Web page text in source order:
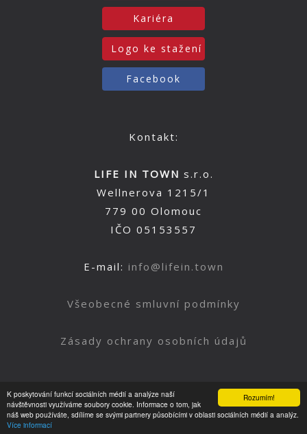
Rozumím!
K poskytování funkcí sociálních médií a analýze naší
návštěvnosti využíváme soubory cookie. Informace o tom, jak
náš web používáte, sdílíme se svými partnery působícími v oblasti sociálních médií a analýz.
Více informací
Kariéra
Logo ke stažení
Facebook
Kontakt:
LIFE IN TOWN s.r.o.
Wellnerova 1215/1
779 00 Olomouc
IČO 05153557
E-mail: info@lifein.town
Všeobecné smluvní podmínky
Zásady ochrany osobních údajů
Nahoru